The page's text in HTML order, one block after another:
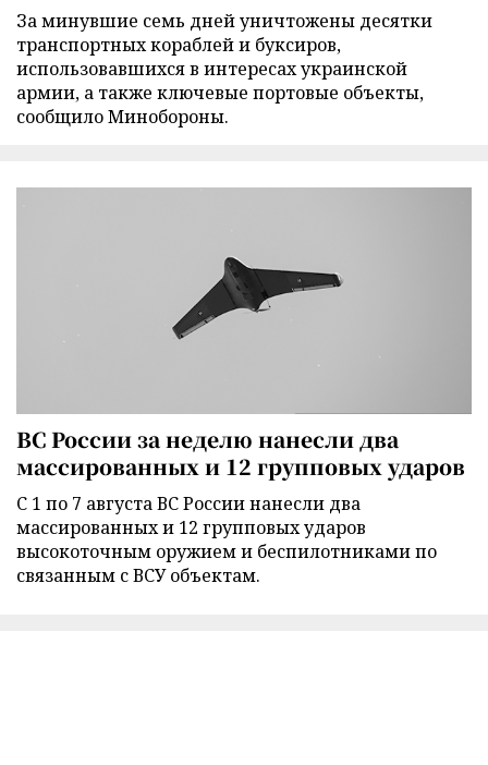
За минувшие семь дней уничтожены десятки
транспортных кораблей и буксиров,
использовавшихся в интересах украинской
армии, а также ключевые портовые объекты,
сообщило Минобороны.
ВС России за неделю нанесли два
массированных и 12 групповых ударов
С 1 по 7 августа ВС России нанесли два
массированных и 12 групповых ударов
высокоточным оружием и беспилотниками по
связанным с ВСУ объектам.